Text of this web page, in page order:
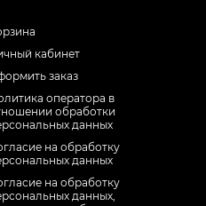
кабинет
заказ
оператора в
обработки
данных
на обработку
данных
на обработку
данных,